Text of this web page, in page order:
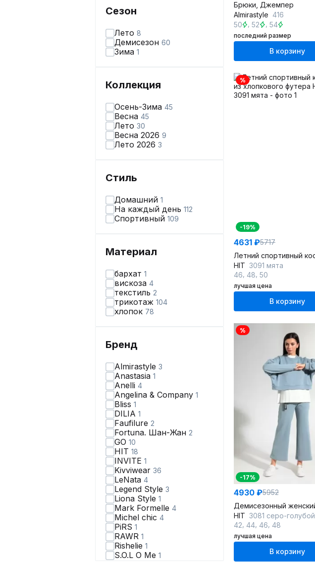
Сезон
Лето 8
Демисезон 60
Зима 1
Коллекция
Осень-Зима 45
Весна 45
Лето 30
Весна 2026 9
Лето 2026 3
Стиль
Домашний 1
На каждый день 112
Спортивный 109
Материал
бархат 1
вискоза 4
текстиль 2
трикотаж 104
хлопок 78
Бренд
Almirastyle 3
Anastasia 1
Anelli 4
Angelina & Сompany 1
Bliss 1
DILIA 1
Faufilure 2
Fortuna. Шан-Жан 2
GO 10
HIT 18
INVITE 1
Kivviwear 36
LeNata 4
Legend Style 3
Liona Style 1
Mark Formelle 4
Michel chic 4
PiRS 1
RAWR 1
Rishelie 1
S.O.L O Me 1
Брюки, Джемпер
Almirastyle 416
50
,52 54
последний размер
В корзину
%
-19%
4631 ₽5717
HIT 3091 мята
46 48 50
лучшая цена
В корзину
%
-17%
4930 ₽5952
HIT 3081 серо-голубой
42 44 46 48
лучшая цена
В корзину